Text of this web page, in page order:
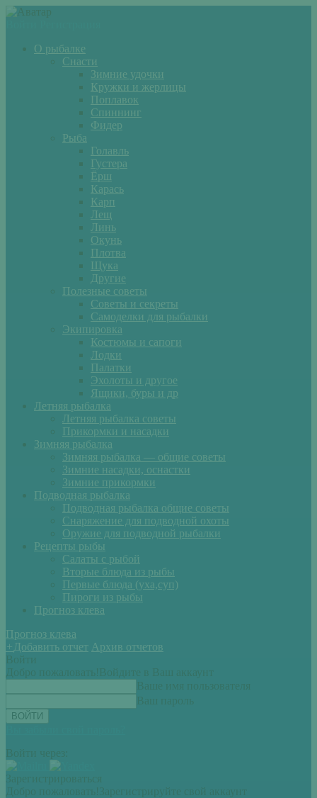
О рыбалке
Снасти
Зимние удочки
Кружки и жерлицы
Поплавок
Спиннинг
Фидер
Рыба
Голавль
Густера
Ёрш
Карась
Карп
Лещ
Линь
Окунь
Плотва
Щука
Другие
Полезные советы
Советы и секреты
Самоделки для рыбалки
Экипировка
Костюмы и сапоги
Лодки
Палатки
Эхолоты и другое
Ящики, буры и др
Летняя рыбалка
Летняя рыбалка советы
Прикормки и насадки
Зимняя рыбалка
Зимняя рыбалка — общие советы
Зимние насадки, оснастки
Зимние прикормки
Подводная рыбалка
Подводная рыбалка общие советы
Снаряжение для подводной охоты
Оружие для подводной рыбалки
Рецепты рыбы
Салаты с рыбой
Вторые блюда из рыбы
Первые блюда (уха,суп)
Пироги из рыбы
Прогноз клева
Прогноз клева
+ Добавить отчет Архив отчетов
Войти
Добро пожаловать! Войдите в Ваш аккаунт
Ваше имя пользователя
Ваш пароль
Войти через:
Зарегистрироваться
Добро пожаловать! Зарегистрируйте свой аккаунт